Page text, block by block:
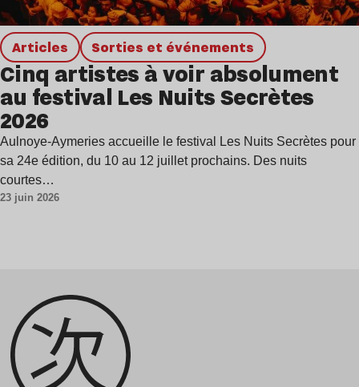
Articles Sorties et événements
Cinq artistes à voir absolument
au festival Les Nuits Secrètes
2026
Aulnoye-Aymeries accueille le festival Les Nuits Secrètes pour
sa 24e édition, du 10 au 12 juillet prochains. Des nuits
courtes…
23 juin 2026